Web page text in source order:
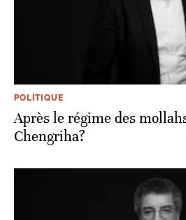
POLITIQUE
Après le régime des
Chengriha?